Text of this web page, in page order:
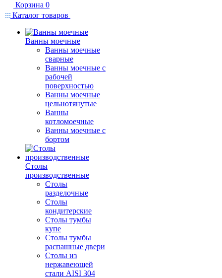
Корзина 0
Каталог товаров
Ванны моечные
Ванны моечные
сварные
Ванны моечные с
рабочей
поверхностью
Ванны моечные
цельнотянутые
Ванны
котломоечные
Ванны моечные с
бортом
Столы
производственные
Столы
разделочные
Столы
кондитерские
Столы тумбы
купе
Столы тумбы
распашные двери
Столы из
нержавеющей
стали AISI 304